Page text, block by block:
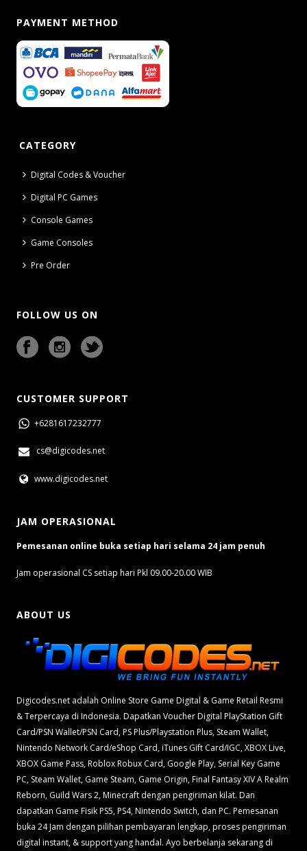
PAYMENT METHOD
CATEGORY
Digital Codes & Voucher
Digital PC Games
Console Games
Game Consoles
Pre Order
FOLLOW US ON
CUSTOMER SUPPORT
+6281617232777
cs@digicodes.net
www.digicodes.net
JAM OPERASIONAL
Pemesanan online buka setiap hari selama 24 jam penuh
Jam operasional CS setiap hari Pkl 09.00-20.00 WIB
ABOUT US
Digicodes.net adalah Online Store Game Digital & Game Retail Resmi
& Terpercaya di Indonesia. Dapatkan Voucher Digital PlayStation Gift
Card/PSN Wallet/PSN Card, PS Plus/Playstation Plus, Steam Wallet,
Nintendo Network Card/eShop Card, iTunes Gift Card/IGC, XBOX Live,
XBOX Game Pass, Roblox Robux Card, Google Play, Serial Key Game
PC, Steam Wallet, Game Steam, Game Origin, Final Fantasy XIV A Realm
Reborn, Guild Wars 2, Minecraft dengan pengiriman kilat. Dan
dapatkan Game Fisik PS5, PS4, Nintendo Switch, dan PC. Pemesanan
buka 24 Jam dengan pilihan pembayaran lengkap, proses pengiriman
digital instant, & support yang handal. Ayo berbelanja sekarang di